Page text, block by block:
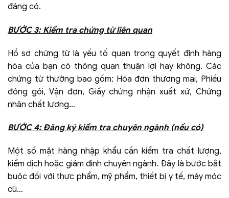
đáng có.
BƯỚC 3: Kiểm tra chứng từ liên quan
Hồ sơ chứng từ là yếu tố quan trọng quyết định hàng
hóa của bạn có thông quan thuận lợi hay không. Các
chứng từ thường bao gồm: Hóa đơn thương mại, Phiếu
đóng gói, Vận đơn, Giấy chứng nhận xuất xứ, Chứng
nhận chất lượng…
BƯỚC 4: Đăng ký kiểm tra chuyên ngành (nếu có)
Một số mặt hàng nhập khẩu cần kiểm tra chất lượng,
kiểm dịch hoặc giám định chuyên ngành. Đây là bước bắt
buộc đối với thực phẩm, mỹ phẩm, thiết bị y tế, máy móc
cũ…